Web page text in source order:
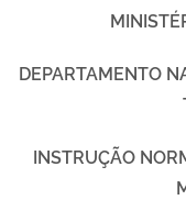
DEPARTAMENTO
INSTRUÇÃO